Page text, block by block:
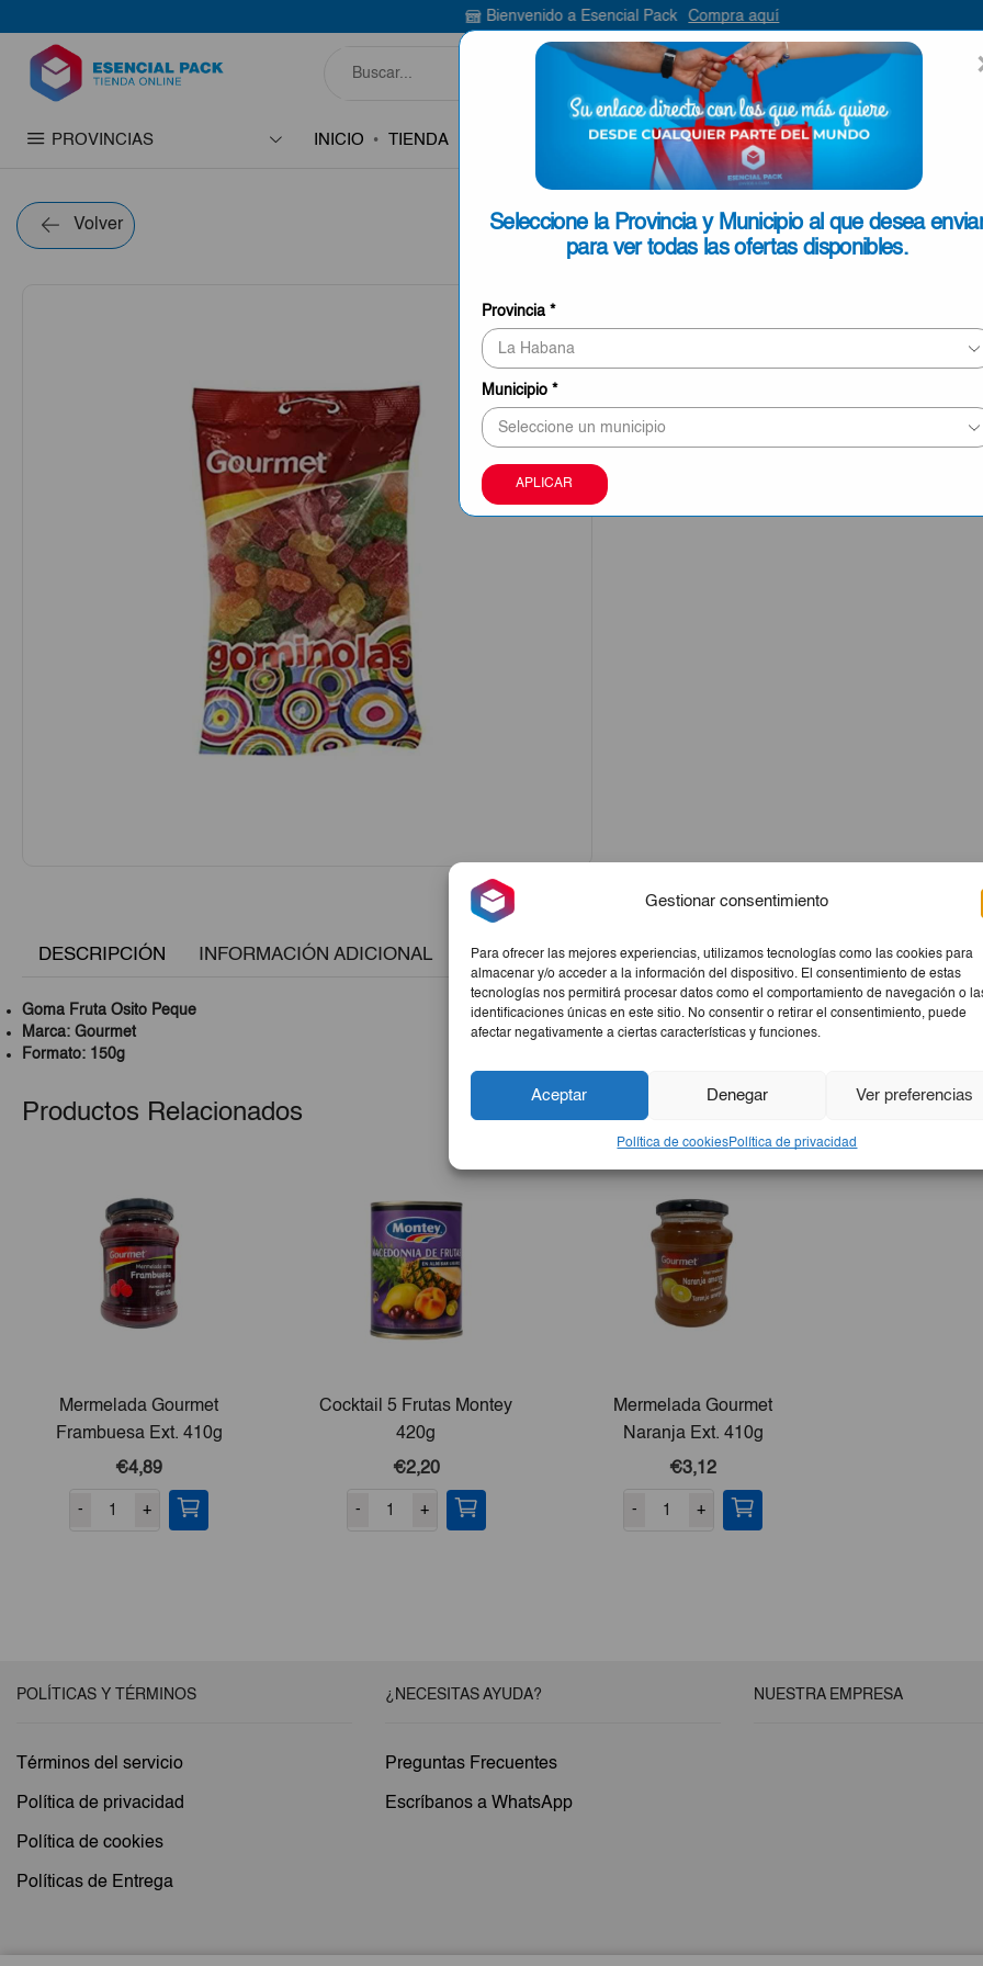
Gestionar consentimiento
Para ofrecer las mejores experiencias, utilizamos tecnologías como las cookies para
almacenar y/o acceder a la información del dispositivo. El consentimiento de estas
tecnologías nos permitirá procesar datos como el comportamiento de navegación o
identificaciones únicas en este sitio. No consentir o retirar el consentimiento, puede
afectar negativamente a ciertas características y funciones.
Aceptar Denegar Ver preferencias
Política de cookiesPolítica de privacidad
Seleccione la Provincia y Municipio al que desea
para ver todas las ofertas disponibles.
Provincia *
Municipio *
APLICAR
Bienvenido a Esencial Pack Compra aquí
SEARCH
INPUT
PROVINCIAS INICIO TIENDA
Volver
€1,72
10 personas revisando este producto
Este producto puede ser entregado en Ciego de
Camagüey y Las Tunas
DESCRIPCIÓN INFORMACIÓN ADICIONAL
Goma Fruta Osito Peque
Marca: Gourmet
Formato: 150g
Productos Relacionados
Mermelada Gourmet
Frambuesa Ext. 410g
€4,89
- +
Cocktail 5 Frutas Montey
420g
€2,20
- +
Mermelada Gourmet
Naranja Ext. 410g
€3,12
- +
POLÍTICAS Y TÉRMINOS
Términos del servicio
Política de privacidad
Política de cookies
Políticas de Entrega
¿NECESITAS AYUDA?
Preguntas Frecuentes
Escríbanos a WhatsApp
NUESTRA EMPRESA